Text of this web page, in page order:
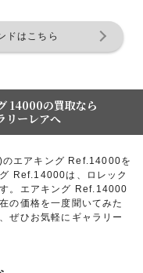
ドはこちら
14000の買取なら
リーレアへ
エアキング Ref.14000を
Ref.14000は、ロレック
。エアキング Ref.14000
の価格を一度聞いてみた
ぜひお気軽にギャラリー